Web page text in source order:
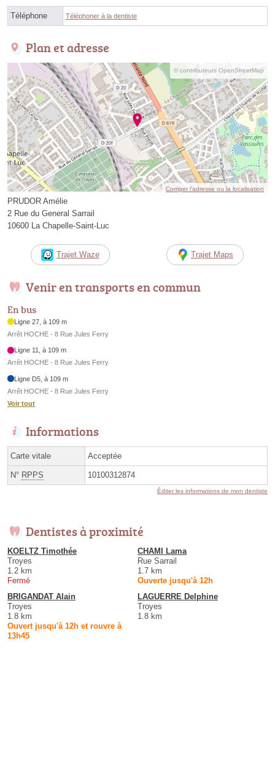
Téléphone Téléphoner à la dentiste
Plan et adresse
© contributeurs OpenStreetMap
Corriger l’adresse ou la localisation
PRUDOR Amélie
2 Rue du General Sarrail
10600 La Chapelle-Saint-Luc
Trajet Waze Trajet Maps
Venir en transports en commun
En bus
Ligne 27, à 109 m
Arrêt HOCHE - 8 Rue Jules Ferry
Ligne 11, à 109 m
Arrêt HOCHE - 8 Rue Jules Ferry
Ligne D5, à 109 m
Arrêt HOCHE - 8 Rue Jules Ferry
Voir tout
Informations
Carte vitale Acceptée
N° RPPS 10100312874
Éditer les informations de mon dentiste
Dentistes à proximité
KOELTZ Timothée
Troyes
1.2 km
Fermé
CHAMI Lama
Rue Sarrail
1.7 km
Ouverte jusqu'à 12h
BRIGANDAT Alain
Troyes
1.8 km
Ouvert jusqu'à 12h et rouvre à
13h45
LAGUERRE Delphine
Troyes
1.8 km